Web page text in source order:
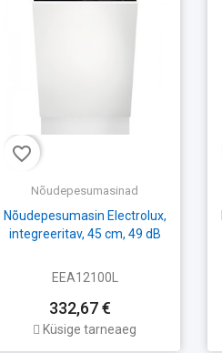
favorite_border
Nõudepesumasinad
Nõudepesumasin Electrolux,
integreeritav, 45 cm, 49 dB
EEA12100L
332,67 €
Küsige tarneaeg